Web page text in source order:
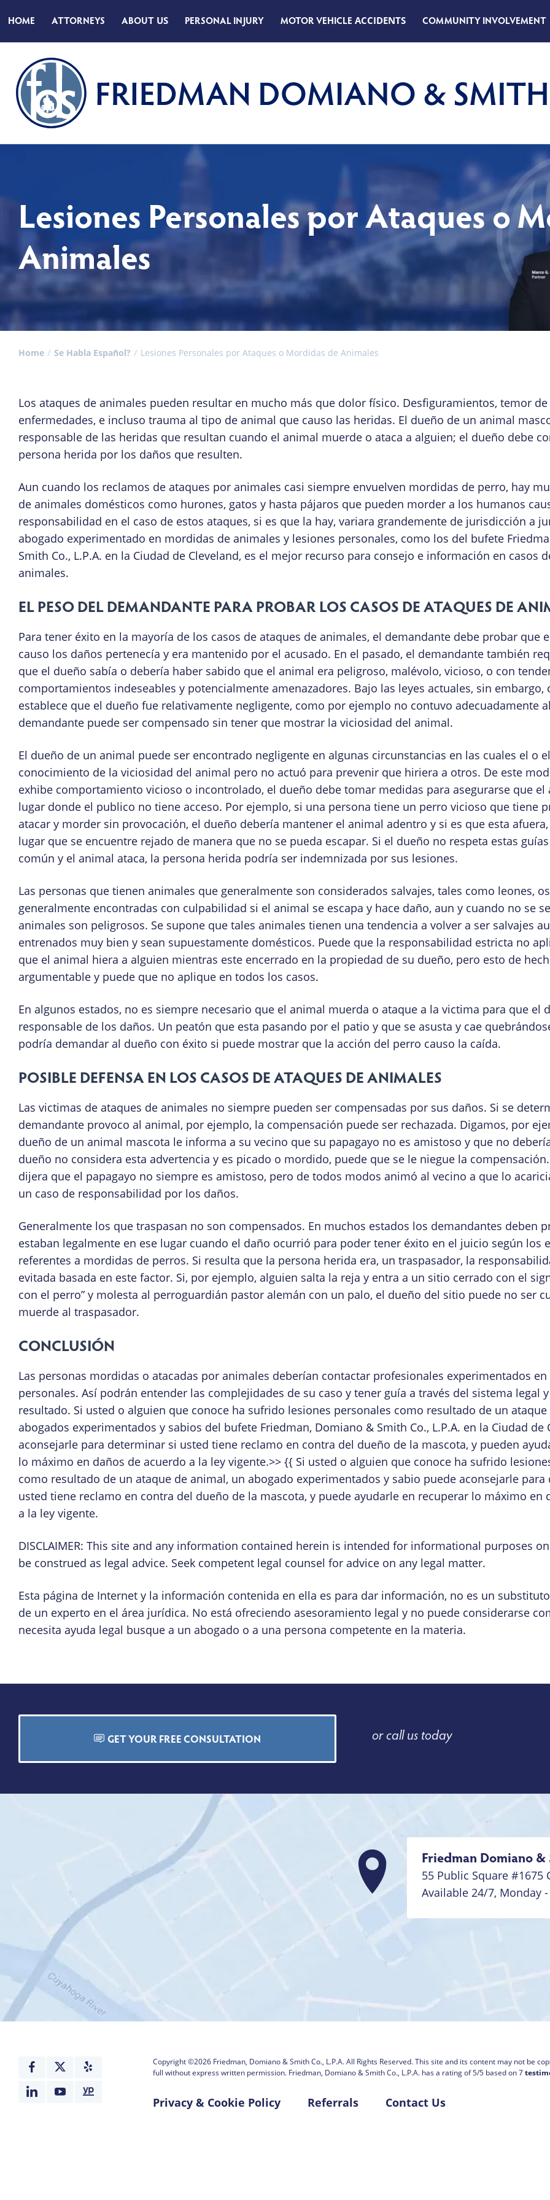
HOME ATTORNEYS ABOUT US PERSONAL INJURY MOTOR VEHICLE ACCIDENTS COMMUNITY INVOLVEMENT
Lesiones Personales por Ataques o
Animales
Home Se Habla Español? Lesiones Personales por Ataques o Mordidas de Animales
Los ataques de animales pueden resultar en mucho más que dolor físico. Desfiguramientos, temor
enfermedades, e incluso trauma al tipo de animal que causo las heridas. El dueño de un animal
responsable de las heridas que resultan cuando el animal muerde o ataca a alguien; el dueño debe
persona herida por los daños que resulten.
Aun cuando los reclamos de ataques por animales casi siempre envuelven mordidas de perro, hay
de animales domésticos como hurones, gatos y hasta pájaros que pueden morder a los humanos
responsabilidad en el caso de estos ataques, si es que la hay, variara grandemente de jurisdicción a
abogado experimentado en mordidas de animales y lesiones personales, como los del bufete
Smith Co., L.P.A. en la Ciudad de Cleveland, es el mejor recurso para consejo e información en casos
animales.
EL PESO DEL DEMANDANTE PARA PROBAR LOS CASOS DE ATAQUES DE
Para tener éxito en la mayoría de los casos de ataques de animales, el demandante debe probar que
causo los daños pertenecía y era mantenido por el acusado. En el pasado, el demandante también
que el dueño sabía o debería haber sabido que el animal era peligroso, malévolo, vicioso, o con
comportamientos indeseables y potencialmente amenazadores. Bajo las leyes actuales, sin embargo,
establece que el dueño fue relativamente negligente, como por ejemplo no contuvo adecuadamente
demandante puede ser compensado sin tener que mostrar la viciosidad del animal.
El dueño de un animal puede ser encontrado negligente en algunas circunstancias en las cuales el o
conocimiento de la viciosidad del animal pero no actuó para prevenir que hiriera a otros. De este
exhibe comportamiento vicioso o incontrolado, el dueño debe tomar medidas para asegurarse que el
lugar donde el publico no tiene acceso. Por ejemplo, si una persona tiene un perro vicioso que tiene
atacar y morder sin provocación, el dueño debería mantener el animal adentro y si es que esta
lugar que se encuentre rejado de manera que no se pueda escapar. Si el dueño no respeta estas
común y el animal ataca, la persona herida podría ser indemnizada por sus lesiones.
Las personas que tienen animales que generalmente son considerados salvajes, tales como leones,
generalmente encontradas con culpabilidad si el animal se escapa y hace daño, aun y cuando no se
animales son peligrosos. Se supone que tales animales tienen una tendencia a volver a ser salvajes
entrenados muy bien y sean supuestamente domésticos. Puede que la responsabilidad estricta no
que el animal hiera a alguien mientras este encerrado en la propiedad de su dueño, pero esto de
argumentable y puede que no aplique en todos los casos.
En algunos estados, no es siempre necesario que el animal muerda o ataque a la victima para que el
responsable de los daños. Un peatón que esta pasando por el patio y que se asusta y cae
podría demandar al dueño con éxito si puede mostrar que la acción del perro causo la caída.
POSIBLE DEFENSA EN LOS CASOS DE ATAQUES DE ANIMALES
Las victimas de ataques de animales no siempre pueden ser compensadas por sus daños. Si se
demandante provoco al animal, por ejemplo, la compensación puede ser rechazada. Digamos, por
dueño de un animal mascota le informa a su vecino que su papagayo no es amistoso y que no
dueño no considera esta advertencia y es picado o mordido, puede que se le niegue la
dijera que el papagayo no siempre es amistoso, pero de todos modos animó al vecino a que lo
un caso de responsabilidad por los daños.
Generalmente los que traspasan no son compensados. En muchos estados los demandantes deben
estaban legalmente en ese lugar cuando el daño ocurrió para poder tener éxito en el juicio según los
referentes a mordidas de perros. Si resulta que la persona herida era, un traspasador, la
evitada basada en este factor. Si, por ejemplo, alguien salta la reja y entra a un sitio cerrado con el
con el perro” y molesta al perroguardián pastor alemán con un palo, el dueño del sitio puede no ser
muerde al traspasador.
CONCLUSIÓN
Las personas mordidas o atacadas por animales deberían contactar profesionales experimentados en
personales. Así podrán entender las complejidades de su caso y tener guía a través del sistema legal
resultado. Si usted o alguien que conoce ha sufrido lesiones personales como resultado de un
abogados experimentados y sabios del bufete Friedman, Domiano & Smith Co., L.P.A. en la Ciudad de
aconsejarle para determinar si usted tiene reclamo en contra del dueño de la mascota, y pueden
lo máximo en daños de acuerdo a la ley vigente.>> {{ Si usted o alguien que conoce ha sufrido
como resultado de un ataque de animal, un abogado experimentados y sabio puede aconsejarle para
usted tiene reclamo en contra del dueño de la mascota, y puede ayudarle en recuperar lo máximo en
a la ley vigente.
DISCLAIMER: This site and any information contained herein is intended for informational purposes
be construed as legal advice. Seek competent legal counsel for advice on any legal matter.
Esta página de Internet y la información contenida en ella es para dar información, no es un
de un experto en el área jurídica. No está ofreciendo asesoramiento legal y no puede considerarse
necesita ayuda legal busque a un abogado o a una persona competente en la materia.
GET YOUR FREE CONSULTATION or call us today
Friedman Domiano &
55 Public Square #1675
Available 24/7, Monday
Copyright ©2026 Friedman, Domiano & Smith Co., L.P.A.All Rights Reserved. This site and its content may not be
full without express written permission. Friedman, Domiano & Smith Co., L.P.A. has a rating of5/5based on7
Privacy & Cookie Policy Referrals Contact Us